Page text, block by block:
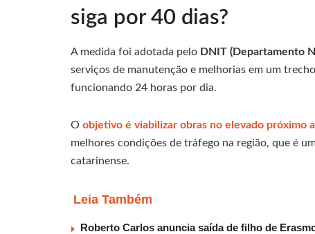
siga por 40 dias?
A medida foi adotada pelo DNIT (Departamento
serviços de manutenção e melhorias em um
funcionando 24 horas por dia.
O objetivo é viabilizar obras no elevado próximo
melhores condições de tráfego na região, que é
catarinense.
Leia Também
Roberto Carlos anuncia saída de filho de